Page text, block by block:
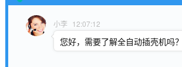
电线加工范围：18AWG-30AWG，建议更换
电线加工长度：最长1000mm，最短40mm
小李 12:07:12
您好，需要了解全自动插壳机吗？